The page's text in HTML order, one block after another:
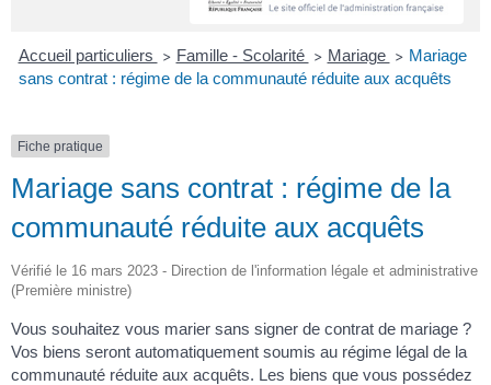
Accueil particuliers > Famille - Scolarité > Mariage > Mariage
sans contrat : régime de la communauté réduite aux acquêts
Fiche pratique
Mariage sans contrat : régime de la
communauté réduite aux acquêts
Vérifié le 16 mars 2023 - Direction de l'information légale et administrative
(Première ministre)
Vous souhaitez vous marier sans signer de contrat de mariage ?
Vos biens seront automatiquement soumis au régime légal de la
communauté réduite aux acquêts. Les biens que vous possédez